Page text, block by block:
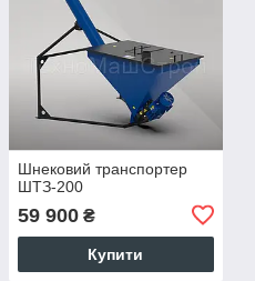
Шнековий транспортер
ШТЗ-200
59 900 ₴
Купити